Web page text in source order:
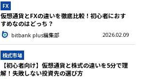
FX
仮想通貨とFXの違いを徹底比較！初心者におす
すめなのはどっち？
bitbank plus編集部 2026.02.09
株式市場
【初心者向け】仮想通貨と株式の違いを5分で理
解！失敗しない投資先の選び方